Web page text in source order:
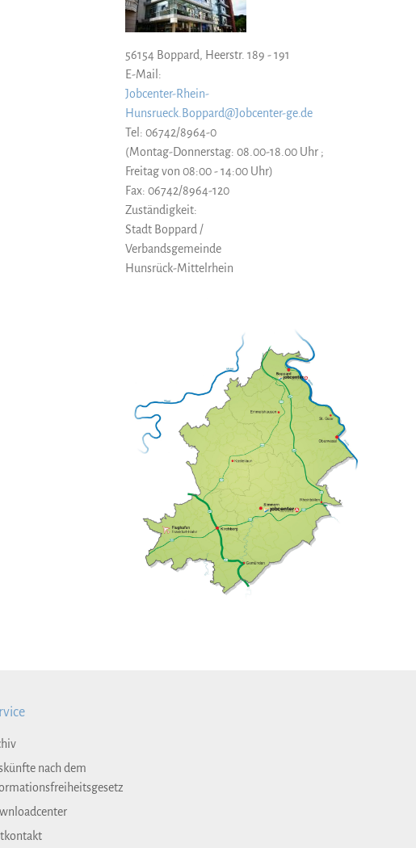
56154 Boppard, Heerstr. 189 - 191
E-Mail:
Jobcenter-Rhein-
Hunsrueck.Boppard@Jobcenter-ge.de
Tel: 06742/8964-0
(Montag-Donnerstag: 08.00-18.00 Uhr ;
Freitag von 08:00 - 14:00 Uhr)
Fax: 06742/8964-120
Zuständigkeit:
Stadt Boppard /
Verbandsgemeinde
Hunsrück-Mittelrhein
nach dem